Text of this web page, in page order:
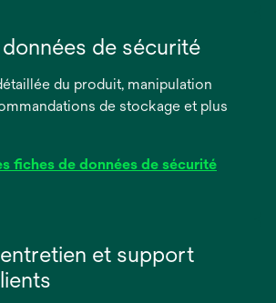
de sécurité
du produit, manipulation
de stockage et plus
fiches de données de sécurité
et support